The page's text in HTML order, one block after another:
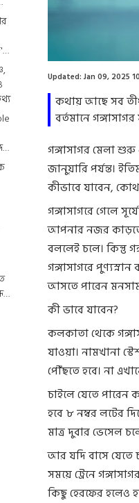
কথায় আছে সব
বর্তমানে
Updated: Jan 09, 2025
গঙ্গাসাগর মেলা শুরু
জানুয়ারি পর্যন্ত।
কীভাবে যাবেন,
গঙ্গাসাগরে গেলে
আপনার নজর কাড়তে
বললেই চলে। কিন্তু
গঙ্গাসাগরে
আসতে পারেন
কী ভাবে যাবেন?
কলকাতা থেকে
যাওয়া। নামখানা
পৌঁছতে হবে। না
চাইলে যেতে পারেন
হবে ৮ নম্বর লটের
মাত্র দুবার ভেসেল
আর যদি বাসে যেতে
সময়ে ট্রেনে
কিছু হেরফের হলেও